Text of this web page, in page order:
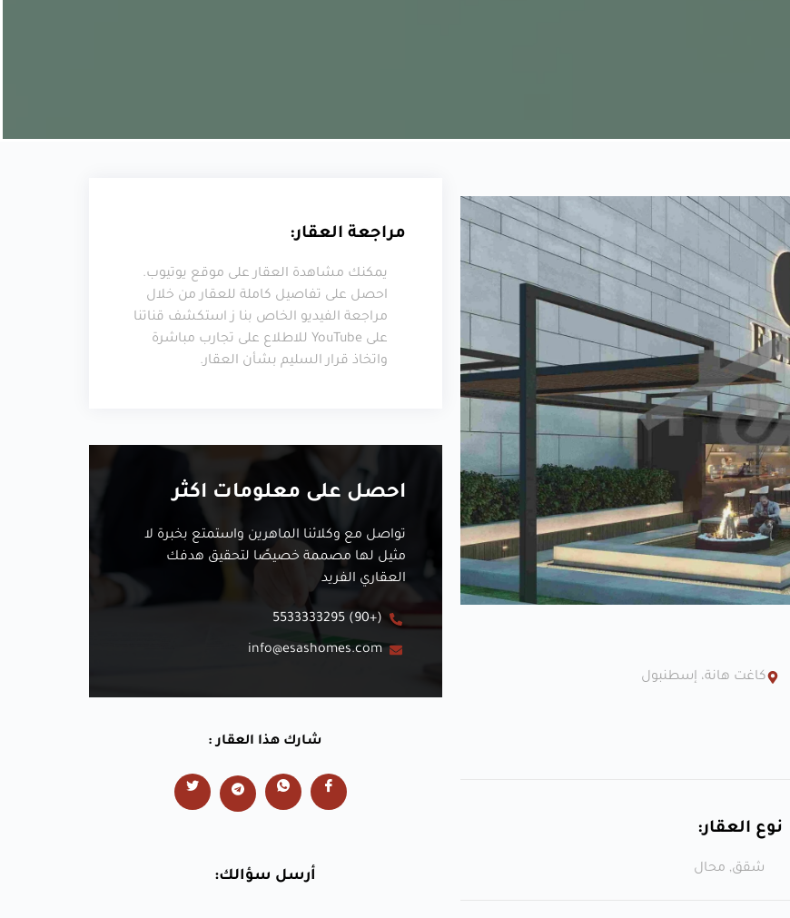
كاغت هانة، إسطنبول
نوع العقار:
شقق, محال
مراجعة العقار:
يمكنك مشاهدة العقار على موقع يوتيوب.
احصل على تفاصيل كاملة للعقار من خلال
مراجعة الفيديو الخاص بنا ز استكشف قناتنا
على YouTube للاطلاع على تجارب مباشرة
واتخاذ قرار السليم بشأن العقار.
احصل على معلومات اكثر
تواصل مع وكلائنا الماهرين واستمتع بخبرة لا
مثيل لها مصممة خصيصًا لتحقيق هدفك
العقاري الفريد
(+90) 5533333295
info@esashomes.com
شارك هذا العقار :
أرسل سؤالك: